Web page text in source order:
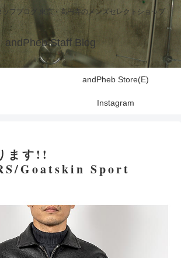
ッフブログ 東京・高円寺のメンズセレクトショップ
andPheb Staff Blog
andPheb Store(E)
Instagram
ます!!
Goatskin Sport